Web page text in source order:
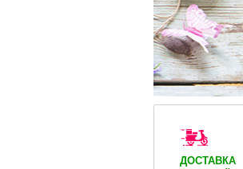
ДОСТАВКА